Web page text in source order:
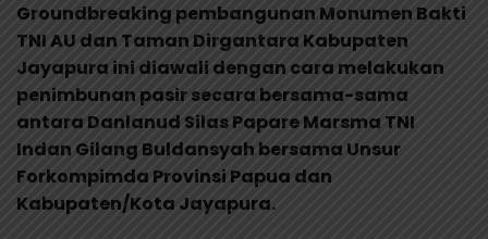
Groundbreaking pembangunan Monumen Bakti
TNI AU dan Taman Dirgantara Kabupaten
Jayapura ini diawali dengan cara melakukan
penimbunan pasir secara bersama-sama
antara Danlanud Silas Papare Marsma TNI
Indan Gilang Buldansyah bersama Unsur
Forkompimda Provinsi Papua dan
Kabupaten/Kota Jayapura.